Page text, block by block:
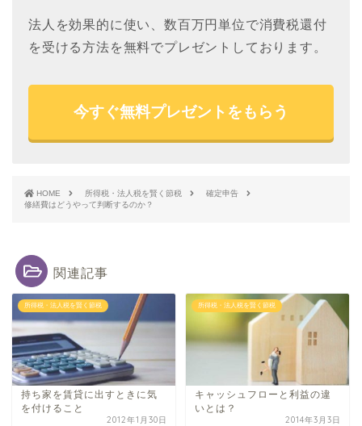
法人を効果的に使い、数百万円単位で消費税還付
を受ける方法を無料でプレゼントしております。
今すぐ無料プレゼントをもらう
HOME 所得税・法人税を賢く節税
確定申告
修繕費はどうやって判断するのか？
関連記事
所得税・法人税を賢く節税
持ち家を​賃貸に出すときに気
を​付けること
2012年1月30日
所得税・法人税を賢く節税
キャッシュフローと利益の違
いとは？
2014年3月3日